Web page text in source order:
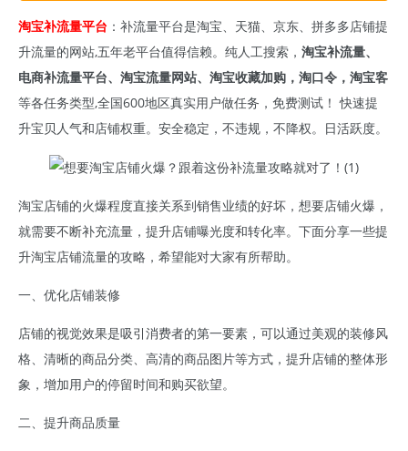
淘宝补流量平台 ：补流量平台是淘宝、天猫、京东、拼多多店铺提
升流量的网站,五年老平台值得信赖。纯人工搜索， 淘宝补流量、
电商补流量平台、淘宝流量网站、淘宝收藏加购，淘口令，淘宝客
等各任务类型,全国600地区真实用户做任务，免费测试！ 快速提
升宝贝人气和店铺权重。安全稳定，不违规，不降权。日活跃度。
淘宝店铺的火爆程度直接关系到销售业绩的好坏，想要店铺火爆，
就需要不断补充流量，提升店铺曝光度和转化率。下面分享一些提
升淘宝店铺流量的攻略，希望能对大家有所帮助。
一、优化店铺装修
店铺的视觉效果是吸引消费者的第一要素，可以通过美观的装修风
格、清晰的商品分类、高清的商品图片等方式，提升店铺的整体形
象，增加用户的停留时间和购买欲望。
二、提升商品质量